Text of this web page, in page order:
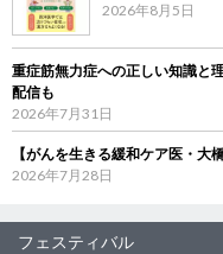
2026年8月5日
重症筋無力症への正しい知識
配信も
2026年7月31日
【がんを生きる緩和ケア医・大
2026年7月28日
フェスティバル